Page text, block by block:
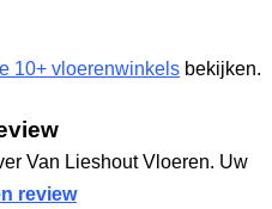
10+ vloerenwinkels bekijken.
Van Lieshout Vloeren. Uw
review